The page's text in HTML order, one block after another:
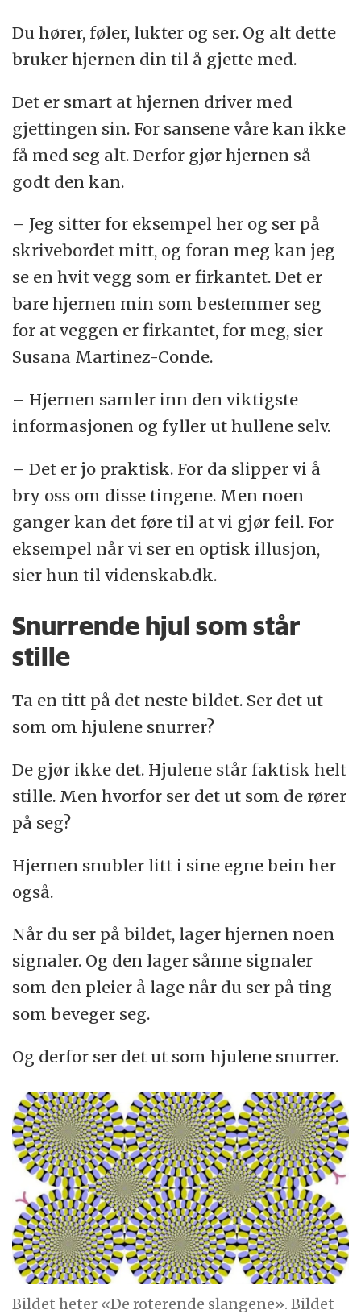
Du hører, føler, lukter og ser. Og alt dette
bruker hjernen din til å gjette med.
Det er smart at hjernen driver med
gjettingen sin. For sansene våre kan ikke
få med seg alt. Derfor gjør hjernen så
godt den kan.
– Jeg sitter for eksempel her og ser på
skrivebordet mitt, og foran meg kan jeg
se en hvit vegg som er firkantet. Det er
bare hjernen min som bestemmer seg
for at veggen er firkantet, for meg, sier
Susana Martinez-Conde.
– Hjernen samler inn den viktigste
informasjonen og fyller ut hullene selv.
– Det er jo praktisk. For da slipper vi å
bry oss om disse tingene. Men noen
ganger kan det føre til at vi gjør feil. For
eksempel når vi ser en optisk illusjon,
sier hun til videnskab.dk.
Snurrende hjul som står
stille
Ta en titt på det neste bildet. Ser det ut
som om hjulene snurrer?
De gjør ikke det. Hjulene står faktisk helt
stille. Men hvorfor ser det ut som de rører
på seg?
Hjernen snubler litt i sine egne bein her
også.
Når du ser på bildet, lager hjernen noen
signaler. Og den lager sånne signaler
som den pleier å lage når du ser på ting
som beveger seg.
Og derfor ser det ut som hjulene snurrer.
Bildet heter «De roterende slangene». Bildet